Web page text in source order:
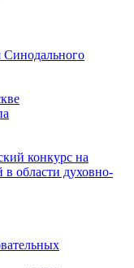
Синодального
конкурс на
в области духовно-